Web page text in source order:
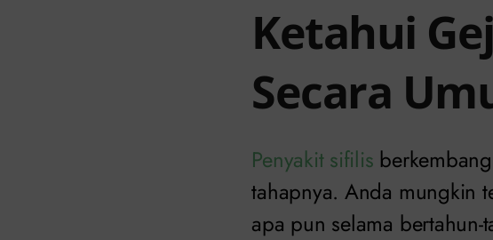
Ketahui
Secara
Penyakit sifilis
tahapnya. Anda mungkin
apa pun selama bertahun-